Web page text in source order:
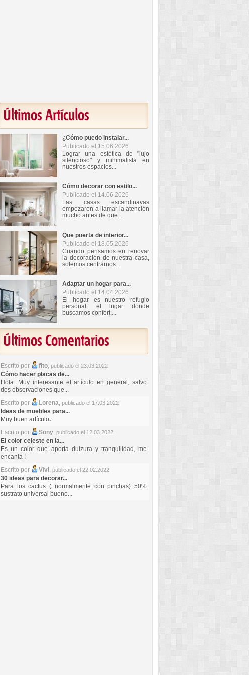
Últimos Artículos
¿Cómo puedo instalar...
Publicado el 15.06.2026
Lograr una estética de "lujo
silencioso" y minimalista en
nuestros espacios...
Cómo decorar con estilo...
Publicado el 14.06.2026
Las casas escandinavas
empezaron a llamar la atención
mucho antes de que...
Que puerta de interior...
Publicado el 18.05.2026
Cuando pensamos en renovar
la decoración de nuestra casa,
solemos centrarnos...
Adaptar un hogar para...
Publicado el 14.04.2026
El hogar es nuestro refugio
personal, el lugar donde
buscamos confort,...
Últimos Comentarios
Escrito por fito, publicado el 23.03.2022
Cómo hacer placas de...
Hola. Muy interesante el artículo en general, salvo
dos observaciones que...
Escrito por
Lorena, publicado el 17.03.2022
Ideas de muebles para...
Muy buen artículo.
Escrito por
Sony, publicado el 12.03.2022
El color celeste en la...
Es un color que aporta dulzura y tranquilidad, me
encanta !
Escrito por
Vivi, publicado el 22.02.2022
30 ideas para decorar...
Para los cactus ( normalmente con pinchas) 50%
sustrato universal bueno...